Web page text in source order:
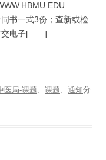
书一式3份；查新或检
交电子[……]
医局-课题、 课题、 通知分